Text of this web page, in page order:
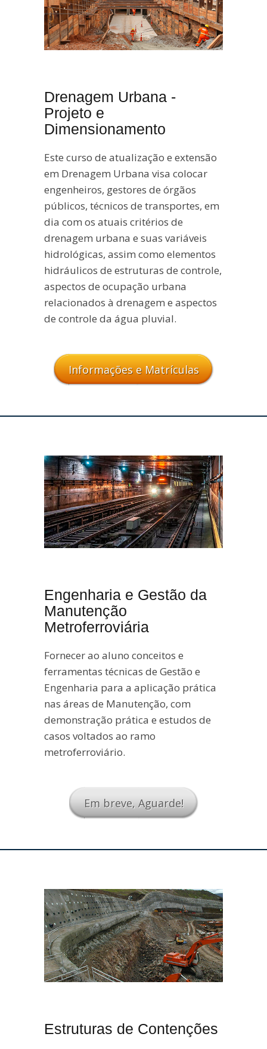
Drenagem Urbana -
Projeto e
Dimensionamento
Este curso de atualização e extensão
em Drenagem Urbana visa colocar
engenheiros, gestores de órgãos
públicos, técnicos de transportes, em
dia com os atuais critérios de
drenagem urbana e suas variáveis
hidrológicas, assim como elementos
hidráulicos de estruturas de controle,
aspectos de ocupação urbana
relacionados à drenagem e aspectos
de controle da água pluvial.
Informações e Matrículas
Engenharia e Gestão da
Manutenção
Metroferroviária
Fornecer ao aluno conceitos e
ferramentas técnicas de Gestão e
Engenharia para a aplicação prática
nas áreas de Manutenção, com
demonstração prática e estudos de
casos voltados ao ramo
metroferroviário.
Em breve, Aguarde!
Estruturas de Contenções